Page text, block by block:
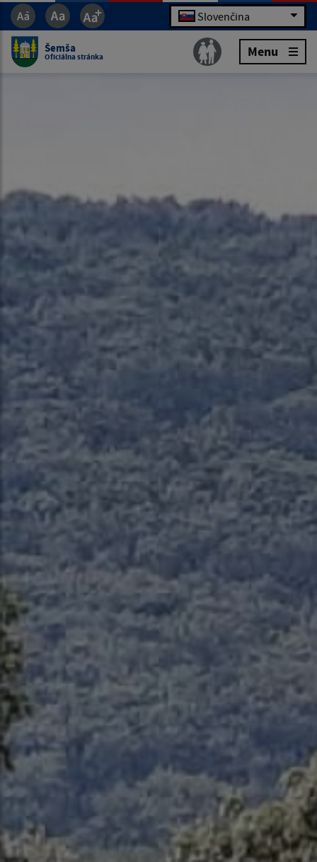
Slovenčina
Šemša
Oficiálna stránka Menu